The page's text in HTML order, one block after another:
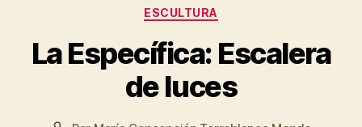
Categorías
ESCULTURA
La Específica: Escalera
de luces